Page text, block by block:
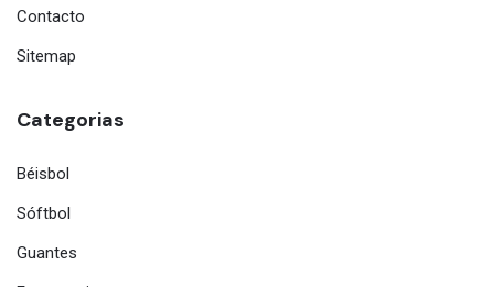
Contacto
Sitemap
Categorias
Béisbol
Sóftbol
Guantes